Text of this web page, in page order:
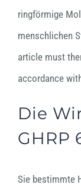
ringförmige
menschlichen
article must
accordance
Die
GHRP
Sie bestimmte